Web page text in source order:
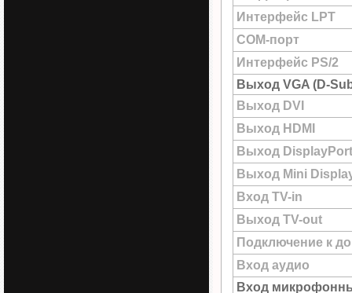
Интерфейс LPT
COM-порт
Интерфейс PS/2
Выход VGA (D-
Выход DVI
Выход HDMI
Выход DisplayPort
Выход Mini
Вход TV-in
Выход TV-out
Подключение к
Вход аудио
Вход